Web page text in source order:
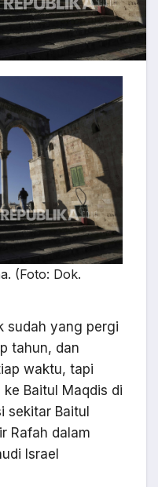
(Foto: Dok.
sudah yang pergi
tahun, dan
waktu, tapi
Baitul Maqdis di
sekitar Baitul
Rafah dalam
Israel